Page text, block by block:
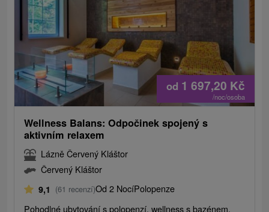
od 1 697,20 Kč
/noc/osoba
Wellness Balans: Odpočinek spojený s
aktivním relaxem
Lázně Červený Kláštor
Červený Kláštor
9,1 (61 recenzí)Od 2 NocíPolopenze
Pohodlné ubytování s polopenzí, wellness s bazénem, ​​